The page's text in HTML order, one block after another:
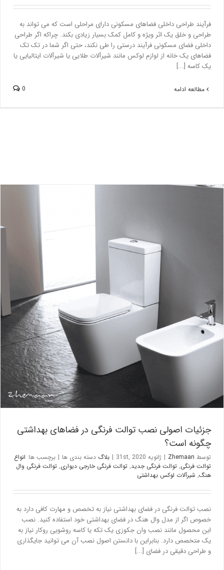
فرآیند طراحی داخلی فضاهای مسکونی دارای مراحلی است که می تواند به
طراحی و خلق یک اثر ویژه و کامل کمک بسیار زیادی بکند. چراکه اگر طراحی
داخلی فضای مسکونی فرآیند درستی را طی نکند، حتی اگر شما در تک تک
فضاهای یک خانه از لوازم لوکس مانند شیرآلات طلایی یا شیرآلات ایتالیایی یا
یک کاسه [...]
مطالعه ادامه
جزئیات اصولی نصب توالت فرنگی در فضاهای بهداشتی چگونه است؟
جزئیات اصولی نصب توالت فرنگی در فضاهای بهداشتی
چگونه است؟
توسطZhemaan
| ژانویه 31st, 2020 بلاگدسته بندی ها برچسب ها: انواع
توالت فرنگی,توالت فرنگی جدید,توالت فرنگی خارجی دیواری,توالت فرنگی وال
هنگ,شیرآلات لوکس بهداشتی
نصب توالت فرنگی در فضای بهداشتی نیاز به تخصص و مهارت کافی دارد به
خصوص اگر از مدل وال هنگ در فضای بهداشتی خود استفاده کنید. نصب
این محصول مانند نصب وان جکوزی یک تکه یا کاسه روشویی روکار نیاز به
یک متخصص دارد. بنابراین با دانستن اصول نصب آن می توانید جایگذاری
و طراحی دقیقی در فضای [...]